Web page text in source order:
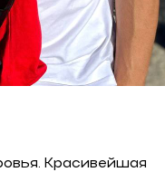
Красивейшая